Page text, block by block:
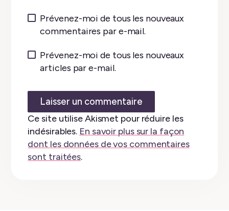
Prévenez-moi de tous les nouveaux
commentaires par e-mail.
Prévenez-moi de tous les nouveaux
articles par e-mail.
Ce site utilise Akismet pour réduire les
indésirables. En savoir plus sur la façon
dont les données de vos commentaires
sont traitées.